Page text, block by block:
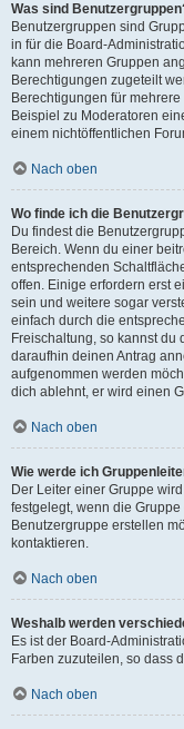
Was sind
Benutzergruppen sind
in für die Board-
kann mehreren Gruppen
Berechtigungen zugeteilt
Berechtigungen für
Beispiel zu Moderatoren
einem nichtöffentlichen
Nach oben
Wo finde ich die
Du findest die
Bereich. Wenn du einer
entsprechenden
offen. Einige erfordern erst
sein und weitere sogar
einfach durch die
Freischaltung, so kannst
daraufhin deinen Antrag
aufgenommen werden
dich ablehnt, er wird einen
Nach oben
Wie werde ich
Der Leiter einer Gruppe
festgelegt, wenn die
Benutzergruppe erstellen
kontaktieren.
Nach oben
Weshalb werden
Es ist der Board-
Farben zuzuteilen, so dass
Nach oben